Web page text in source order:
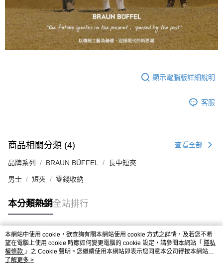
顯示電腦版詳細說明
客服
商品相關分類 (4) 查看全部
品牌系列 BRAUN BÜFFEL 長中短夾
男士 短夾 零錢收納
本分類熱銷全站排行
熱門標籤
本網站中使用 cookie，欲查詢有關本網站使用 cookie 方式之詳情，及若您不希
望在電腦上使用 cookie 時應如何變更電腦的 cookie 設定，請參閱本網站「 隱私
權條款 」之 Cookie 聲明。您繼續使用本網站即表示您同意本公司得按本網站使
用條款之 Cookie 聲明使用 cookie。
了解更多 >